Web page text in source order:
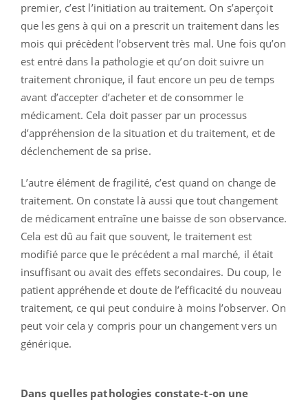
premier, c’est l’initiation au traitement. On s’aperçoit
que les gens à qui on a prescrit un traitement dans les
mois qui précèdent l’observent très mal. Une fois qu’on
est entré dans la pathologie et qu’on doit suivre un
traitement chronique, il faut encore un peu de temps
avant d’accepter d’acheter et de consommer le
médicament. Cela doit passer par un processus
d’appréhension de la situation et du traitement, et de
déclenchement de sa prise.
L’autre élément de fragilité, c’est quand on change de
traitement. On constate là aussi que tout changement
de médicament entraîne une baisse de son observance.
Cela est dû au fait que souvent, le traitement est
modifié parce que le précédent a mal marché, il était
insuffisant ou avait des effets secondaires. Du coup, le
patient appréhende et doute de l’efficacité du nouveau
traitement, ce qui peut conduire à moins l’observer. On
peut voir cela y compris pour un changement vers un
générique.
Dans quelles pathologies constate-t-on une